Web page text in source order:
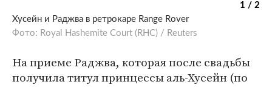
1 / 2
Хусейн и Раджва в ретрокаре Range Rover
Фото: Royal Hashemite Court (RHC) / Reuters
На приеме Раджва, которая после свадьбы
получила титул принцессы аль-Хусейн (по